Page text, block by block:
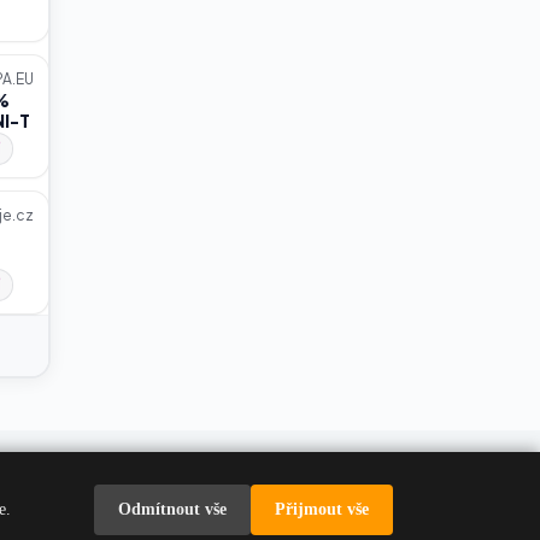
Odmítnout vše Přijmout vše
T
DramRoom.cz
Operativní leasing|Katalog pneu